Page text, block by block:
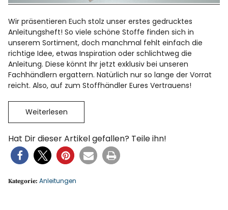
Wir präsentieren Euch stolz unser erstes gedrucktes
Anleitungsheft! So viele schöne Stoffe finden sich in
unserem Sortiment, doch manchmal fehlt einfach die
richtige Idee, etwas Inspiration oder schlichtweg die
Anleitung. Diese könnt Ihr jetzt exklusiv bei unseren
Fachhändlern ergattern. Natürlich nur so lange der Vorrat
reicht. Also, auf zum Stoffhändler Eures Vertrauens!
Weiterlesen
Hat Dir dieser Artikel gefallen? Teile ihn!
Kategorie:Anleitungen